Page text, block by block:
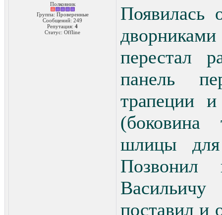
Полковник
Группа: Проверенные
Сообщений: 249
Репутация: 4
Статус: Offline
Появилась
перестал
панель
трапеции
шлицы для
поставил и